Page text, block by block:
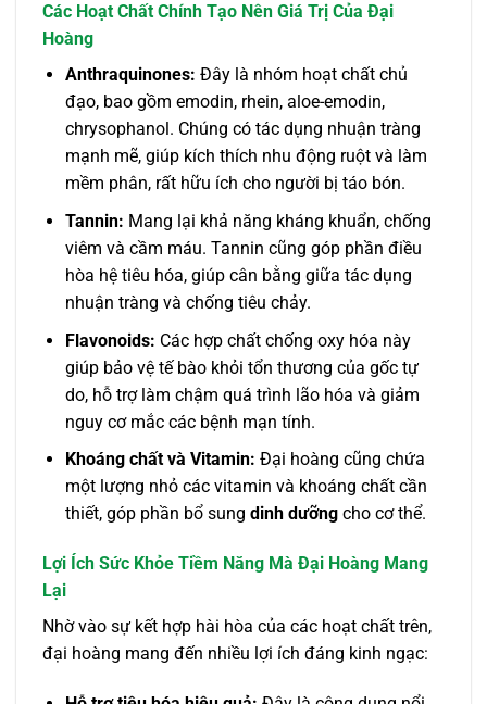
Các Hoạt Chất Chính Tạo Nên Giá Trị Của Đại
Hoàng
Anthraquinones: Đây là nhóm hoạt chất chủ
đạo, bao gồm emodin, rhein, aloe-emodin,
chrysophanol. Chúng có tác dụng nhuận tràng
mạnh mẽ, giúp kích thích nhu động ruột và làm
mềm phân, rất hữu ích cho người bị táo bón.
Tannin: Mang lại khả năng kháng khuẩn, chống
viêm và cầm máu. Tannin cũng góp phần điều
hòa hệ tiêu hóa, giúp cân bằng giữa tác dụng
nhuận tràng và chống tiêu chảy.
Flavonoids: Các hợp chất chống oxy hóa này
giúp bảo vệ tế bào khỏi tổn thương của gốc tự
do, hỗ trợ làm chậm quá trình lão hóa và giảm
nguy cơ mắc các bệnh mạn tính.
Khoáng chất và Vitamin: Đại hoàng cũng chứa
một lượng nhỏ các vitamin và khoáng chất cần
thiết, góp phần bổ sung dinh dưỡngcho cơ thể.
Lợi Ích Sức Khỏe Tiềm Năng Mà Đại Hoàng Mang
Lại
Nhờ vào sự kết hợp hài hòa của các hoạt chất trên,
đại hoàng mang đến nhiều lợi ích đáng kinh ngạc: